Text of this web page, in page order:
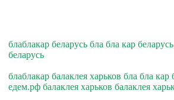
блаблакар беларусь бла бла кар
беларусь
блаблакар балаклея харьков бла бла кар
едем.рф балаклея харьков балаклея